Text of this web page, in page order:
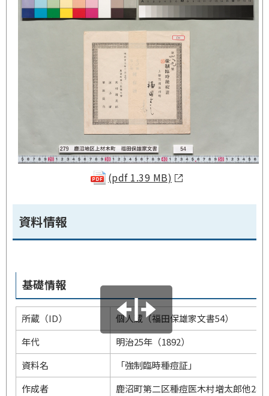
(pdf 1.39 MB)
資料情報
基礎情報
所蔵（ID）
個人蔵（福田保雄家文書54）
年代
明治25年（1892）
資料名
「強制臨時種痘証」
作成者
鹿沼町第二区種痘医木村増太郎他2名